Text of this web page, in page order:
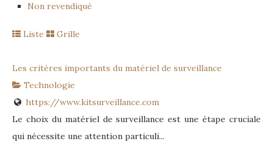
Non revendiqué
Liste Grille
Les critères importants du matériel de surveillance
Technologie
https://www.kitsurveillance.com
Le choix du matériel de surveillance est une étape cruciale
qui nécessite une attention particuli...